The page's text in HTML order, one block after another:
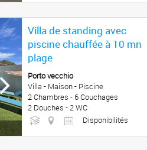
Villa de standing avec
piscine chauffée à 10 mn
plage
Porto vecchio
Villa - Maison - Piscine
2 Chambres - 6 Couchages
2 Douches - 2 WC
Disponibilités